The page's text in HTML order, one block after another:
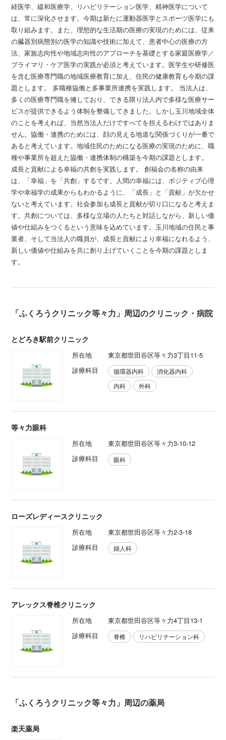
経医学、緩和医療学、リハビリテーション医学、精神医学について
は、常に深化させます。今期は新たに運動器医学とスポーツ医学にも
取り組みます。また、理想的な生活期の医療の実現のためには、従来
の臓器別病態別の医学の知識や技術に加えて、患者中心の医療の方
法、家族志向性や地域志向性のアプローチを基礎とする家庭医療学／
プライマリ・ケア医学の実践が必須と考えています。医学生や研修医
を含む医療専門職の地域医療教育に加え、住民の健康教育も今期の課
題とします。 多職種協働と多事業所連携を実践します。 当法人は、
多くの医療専門職を擁しており、できる限り法人内で多様な医療サー
ビスが提供できるよう体制を整備してきました。しかし玉川地域全体
のことを考えれば、当然当法人だけですべてを担えるわけではありま
せん。協働・連携のためには、顔の見える地道な関係づくりが一番で
あると考えています。地域住民のためになる医療の実現のために、職
種や事業所を超えた協働・連携体制の構築を今期の課題とします。
成長と貢献による幸福の共創を実践します。 創福会の名称の由来
は、「幸福」を「共創」するです。人間の幸福には、ポジティブ心理
学や幸福学の成果からもわかるように、「成長」と「貢献」が欠かせ
ないと考えています。社会参加も成長と貢献が切り口になると考えま
す。共創については、多様な立場の人たちと対話しながら、新しい価
値や仕組みをつくるという意味を込めています。玉川地域の住民と事
業者、そして当法人の職員が、成長と貢献により幸福になれるよう、
新しい価値や仕組みを共に創り上げていくことを今期の課題としま
す。
「ふくろうクリニック等々力」周辺のクリニック・病院
とどろき駅前クリニック
所在地
東京都世田谷区等々力3丁目11-5
診療科目
循環器内科
消化器内科
内科
外科
等々力眼科
所在地
東京都世田谷区等々力3-10-12
診療科目
眼科
ローズレディースクリニック
所在地
東京都世田谷区等々力2-3-18
診療科目
婦人科
アレックス脊椎クリニック
所在地
東京都世田谷区等々力4丁目13-1
診療科目
脊椎 リハビリテーション科
「ふくろうクリニック等々力」周辺の薬局
楽天薬局